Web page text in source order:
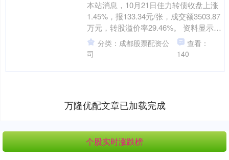
本站消息，10月21日佳力转债收盘上涨
1.45%，报133.34元/张，成交额3503.87
万元，转股溢价率29.46%。 资料显示，
佳力转债信用级别为“AA-....
分类：成都股票配资公
司
查看：
140
万隆优配文章已加载完成
个股实时涨跌榜